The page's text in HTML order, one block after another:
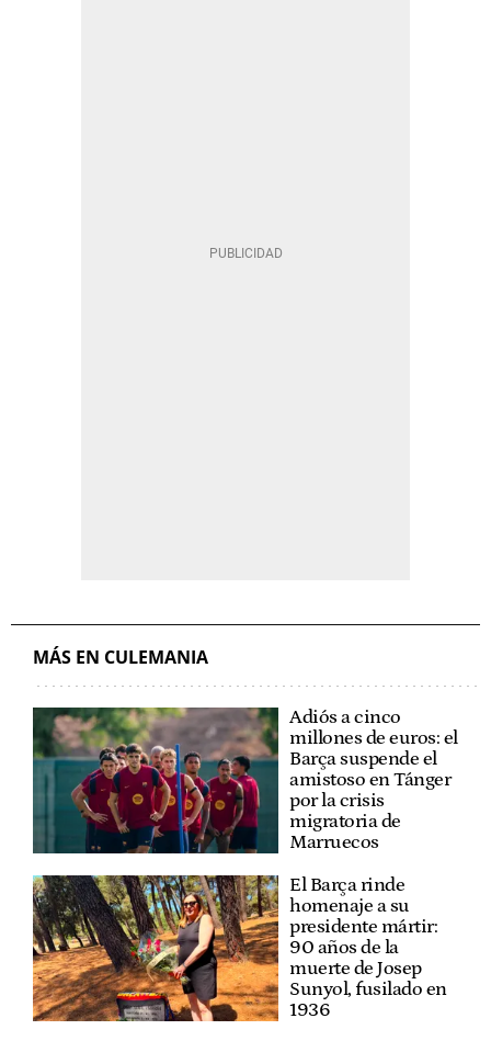
MÁS EN CULEMANIA
Adiós a cinco
millones de euros: el
Barça suspende el
amistoso en Tánger
por la crisis
migratoria de
Marruecos
El Barça rinde
homenaje a su
presidente mártir:
90 años de la
muerte de Josep
Sunyol, fusilado en
1936